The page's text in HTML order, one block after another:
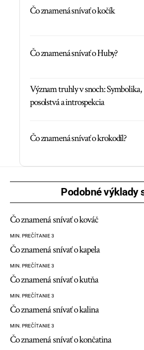
Čo znamená snívať o kočík
Čo znamená snívať o Huby?
Význam truhly v snoch: Symbolika,
posolstvá a introspekcia
Čo znamená snívať o krokodíl?
Podobné výklady
Čo znamená snívať o kováč
MIN. PREČÍTANIE 3
Čo znamená snívať o kapela
MIN. PREČÍTANIE 3
Čo znamená snívať o kutňa
MIN. PREČÍTANIE 3
Čo znamená snívať o kalina
MIN. PREČÍTANIE 3
Čo znamená snívať o končatina